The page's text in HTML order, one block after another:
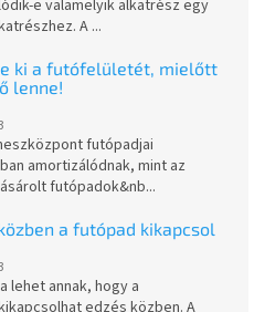
e valamelyik alkatrész egy
A ...
ki a futófelületét, mielőtt
lenne!
futópadjai
amortizálódnak, mint az
futópadok&nb...
a futópad kikapcsol
lehet annak, hogy a
edzés közben. A